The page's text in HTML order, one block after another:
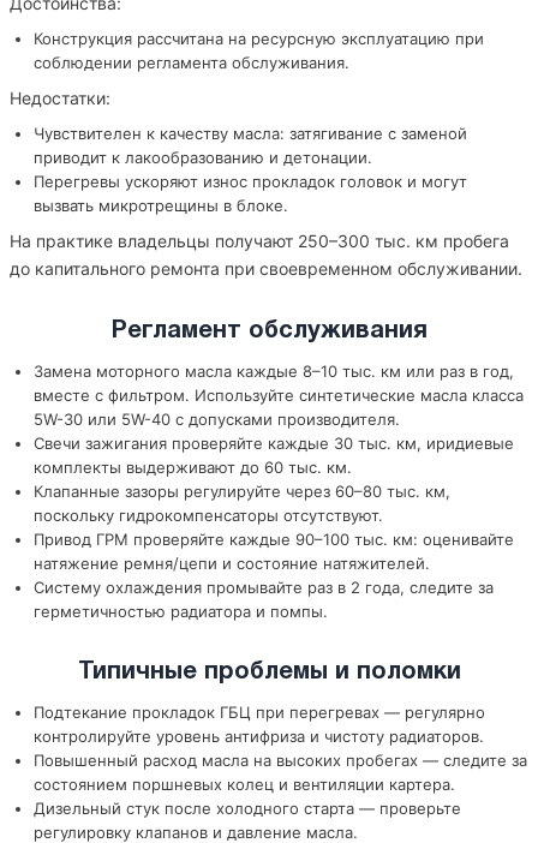
Конструкция рассчитана на ресурсную эксплуатацию при
соблюдении регламента обслуживания.
Недостатки:
Чувствителен к качеству масла: затягивание с заменой
приводит к лакообразованию и детонации.
Перегревы ускоряют износ прокладок головок и могут
вызвать микротрещины в блоке.
На практике владельцы получают 250–300 тыс. км пробега
до капитального ремонта при своевременном обслуживании.
Регламент обслуживания
Замена моторного масла каждые 8–10 тыс. км или раз в год,
вместе с фильтром. Используйте синтетические масла класса
5W-30 или 5W-40 с допусками производителя.
Свечи зажигания проверяйте каждые 30 тыс. км, иридиевые
комплекты выдерживают до 60 тыс. км.
Клапанные зазоры регулируйте через 60–80 тыс. км,
поскольку гидрокомпенсаторы отсутствуют.
Привод ГРМ проверяйте каждые 90–100 тыс. км: оценивайте
натяжение ремня/цепи и состояние натяжителей.
Систему охлаждения промывайте раз в 2 года, следите за
герметичностью радиатора и помпы.
Типичные проблемы и поломки
Подтекание прокладок ГБЦ при перегревах — регулярно
контролируйте уровень антифриза и чистоту радиаторов.
Повышенный расход масла на высоких пробегах — следите за
состоянием поршневых колец и вентиляции картера.
Дизельный стук после холодного старта — проверьте
регулировку клапанов и давление масла.